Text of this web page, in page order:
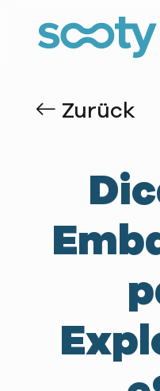
Zurück